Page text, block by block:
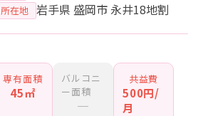
所在地 岩手県 盛岡市 永井18地割
専有面積
45㎡
バルコニ
ー面積
─
共益費
500円/
月